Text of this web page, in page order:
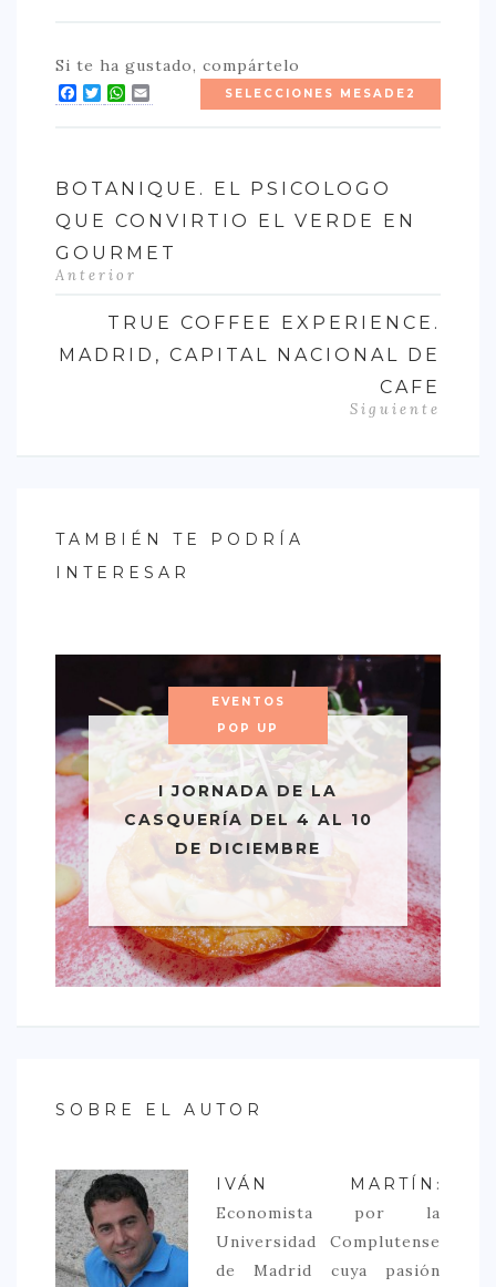
Si te ha gustado, compártelo
Facebook
Twitter
WhatsApp SELECCIONES MESADE2
BOTANIQUE. EL PSICOLOGO
QUE CONVIRTIO EL VERDE EN
GOURMET
Anterior
TRUE COFFEE EXPERIENCE.
MADRID, CAPITAL NACIONAL DE
CAFE
Siguiente
TAMBIÉN TE PODRÍA
INTERESAR
EVENTOS
POP UP
I JORNADA DE LA
CASQUERÍA DEL 4 AL 10
DE DICIEMBRE
SOBRE EL AUTOR
IVÁN MARTÍN :
Economista por la
Universidad Complutense
de Madrid cuya pasión